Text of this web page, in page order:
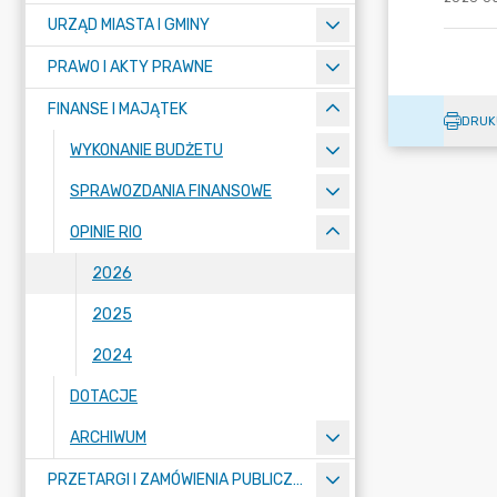
URZĄD MIASTA I GMINY
PRAWO I AKTY PRAWNE
FINANSE I MAJĄTEK
WYKONANIE BUDŻETU
SPRAWOZDANIA FINANSOWE
OPINIE RIO
2026
2025
2024
DOTACJE
ARCHIWUM
PRZETARGI I ZAMÓWIENIA PUBLICZNE